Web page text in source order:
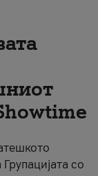
со